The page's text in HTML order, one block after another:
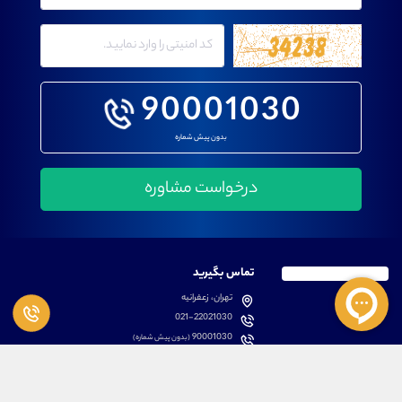
90001030
بدون پیش شماره
تماس بگیرید
تهران، زعفرانیه
021-22021030
90001030(بدون پیش شماره)